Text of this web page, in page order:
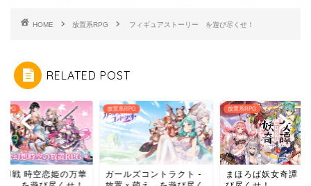
HOME 放置系RPG フィギュアストーリー を遊び尽くせ！
RELATED POST
RPG
ルズコントラクト -
放置系RPG
まほろば妖女奇譚 を遊
放置系RPG
少女廻戦 時空恋姫